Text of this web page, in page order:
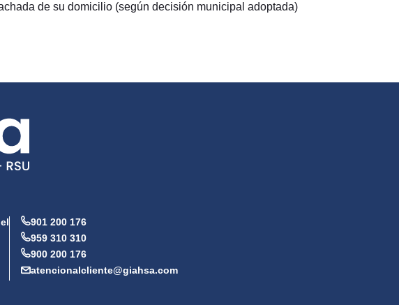
de su domicilio (según decisión municipal adoptada)
901 200 176
959 310 310
900 200 176
atencionalcliente@giahsa.com